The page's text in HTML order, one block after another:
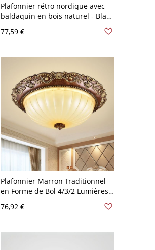
Plafonnier rétro nordique avec
baldaquin en bois naturel - Blanc
77,59 €
Plafonnier Marron Traditionnel
en Forme de Bol 4/3/2 Lumières -
76,92 €